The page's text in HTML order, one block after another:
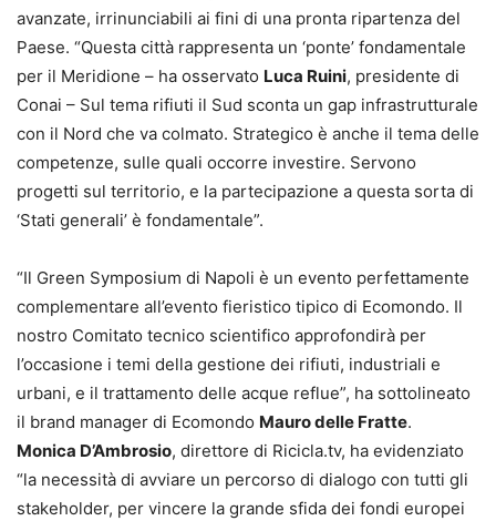
avanzate, irrinunciabili ai fini di una pronta ripartenza del
Paese. “Questa città rappresenta un ‘ponte’ fondamentale
per il Meridione – ha osservato Luca Ruini, presidente di
Conai – Sul tema rifiuti il Sud sconta un gap infrastrutturale
con il Nord che va colmato. Strategico è anche il tema delle
competenze, sulle quali occorre investire. Servono
progetti sul territorio, e la partecipazione a questa sorta di
‘Stati generali’ è fondamentale”.
“Il Green Symposium di Napoli è un evento perfettamente
complementare all’evento fieristico tipico di Ecomondo. Il
nostro Comitato tecnico scientifico approfondirà per
l’occasione i temi della gestione dei rifiuti, industriali e
urbani, e il trattamento delle acque reflue”, ha sottolineato
il brand manager di Ecomondo Mauro delle Fratte.
Monica D’Ambrosio, direttore di Ricicla.tv, ha evidenziato
“la necessità di avviare un percorso di dialogo con tutti gli
stakeholder, per vincere la grande sfida dei fondi europei